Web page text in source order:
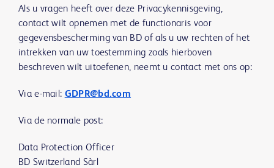
Als u vragen heeft over deze Privacykennisgeving,
contact wilt opnemen met de functionaris voor
gegevensbescherming van BD of als u uw rechten of het
intrekken van uw toestemming zoals hierboven
beschreven wilt uitoefenen, neemt u contact met ons op:
Via e-mail: GDPR@bd.com
Via de normale post:
Data Protection Officer
BD Switzerland Sàrl